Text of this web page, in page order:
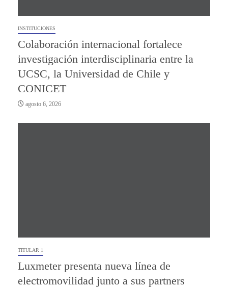
INSTITUCIONES
Colaboración internacional fortalece
investigación interdisciplinaria entre la
UCSC, la Universidad de Chile y
CONICET
agosto 6, 2026
TITULAR 1
Luxmeter presenta nueva línea de
electromovilidad junto a sus partners